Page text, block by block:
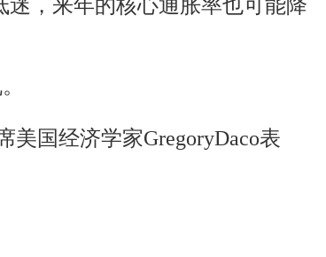
迷，来年的核心通胀率也可能降
美国经济学家GregoryDaco表